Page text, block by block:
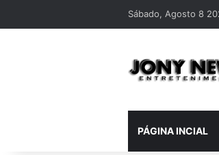
Sábado, Agosto 8
PÁGINA INCIAL